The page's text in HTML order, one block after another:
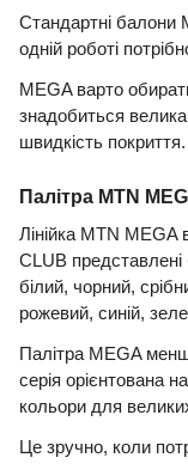
Стандартні балони
одній роботі
MEGA варто
знадобиться велика
швидкість покриття.
Палітра MTN
Лінійка MTN MEGA
CLUB представлені
білий, чорний,
рожевий, синій,
Палітра MEGA
серія орієнтована
кольори для
Це зручно, коли